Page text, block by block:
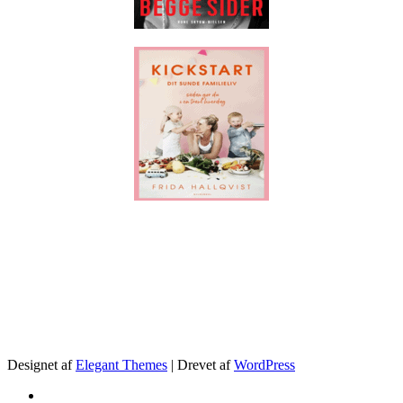
Designet afElegant Themes | Drevet afWordPress